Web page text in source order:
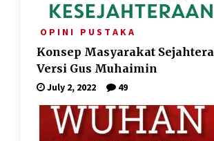
O P I N I P U S T A K A
Konsep Masyarakat Sejahtera
Versi Gus Muhaimin
July 2, 2022 49